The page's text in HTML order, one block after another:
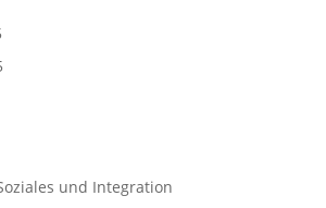
und Integration